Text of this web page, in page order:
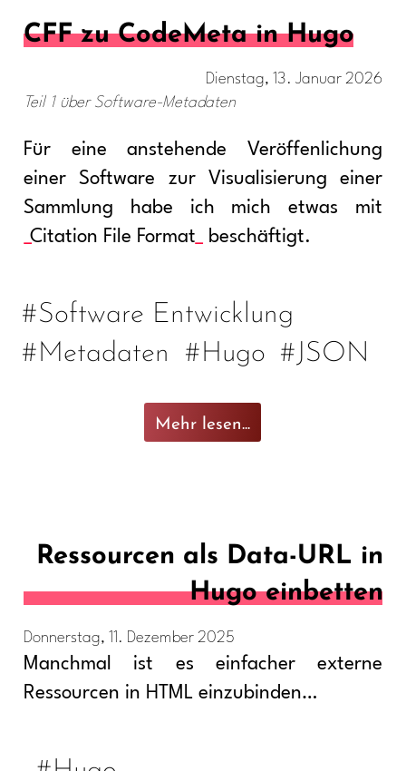
CFF zu CodeMeta in Hugo
Dienstag, 13. Januar 2026
Teil 1 über Software-Metadaten
Für eine anstehende Veröffenlichung
einer Software zur Visualisierung einer
Sammlung habe ich mich etwas mit
Citation File Format
beschäftigt.
Mehr lesen...
#Software Entwicklung
#Metadaten #Hugo #JSON
Ressourcen als Data-URL in
Hugo einbetten
Donnerstag, 11. Dezember 2025
Manchmal ist es einfacher externe
Ressourcen in HTML einzubinden…